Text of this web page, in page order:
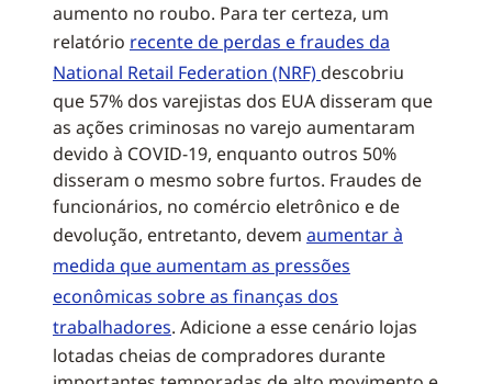
aumento no roubo. Para ter certeza, um
relatório recente de perdas e fraudes da
National Retail Federation (NRF) descobriu
que 57% dos varejistas dos EUA disseram que
as ações criminosas no varejo aumentaram
devido à COVID-19, enquanto outros 50%
disseram o mesmo sobre furtos. Fraudes de
funcionários, no comércio eletrônico e de
devolução, entretanto, devem aumentar à
medida que aumentam as pressões
econômicas sobre as finanças dos
trabalhadores. Adicione a esse cenário lojas
lotadas cheias de compradores durante